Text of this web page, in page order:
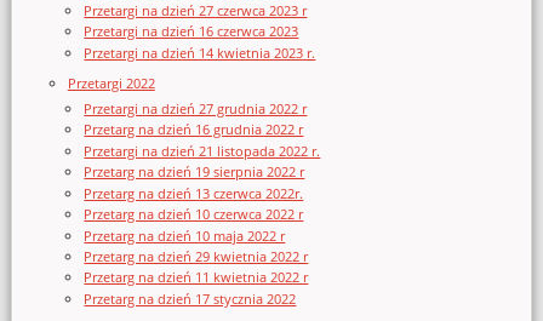
Przetargi na dzień 27 czerwca 2023 r
Przetargi na dzień 16 czerwca 2023
Przetargi na dzień 14 kwietnia 2023 r.
Przetargi 2022
Przetargi na dzień 27 grudnia 2022 r
Przetarg na dzień 16 grudnia 2022 r
Przetargi na dzień 21 listopada 2022 r.
Przetarg na dzień 19 sierpnia 2022 r
Przetarg na dzień 13 czerwca 2022r.
Przetarg na dzień 10 czerwca 2022 r
Przetarg na dzień 10 maja 2022 r
Przetarg na dzień 29 kwietnia 2022 r
Przetarg na dzień 11 kwietnia 2022 r
Przetarg na dzień 17 stycznia 2022